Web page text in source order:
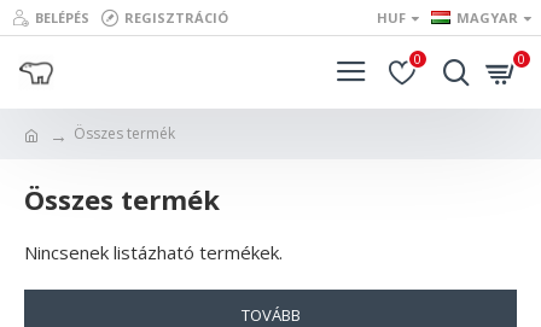
BELÉPÉS REGISZTRÁCIÓ HUF MAGYAR
0 0
Összes termék
Összes termék
Nincsenek listázható termékek.
TOVÁBB